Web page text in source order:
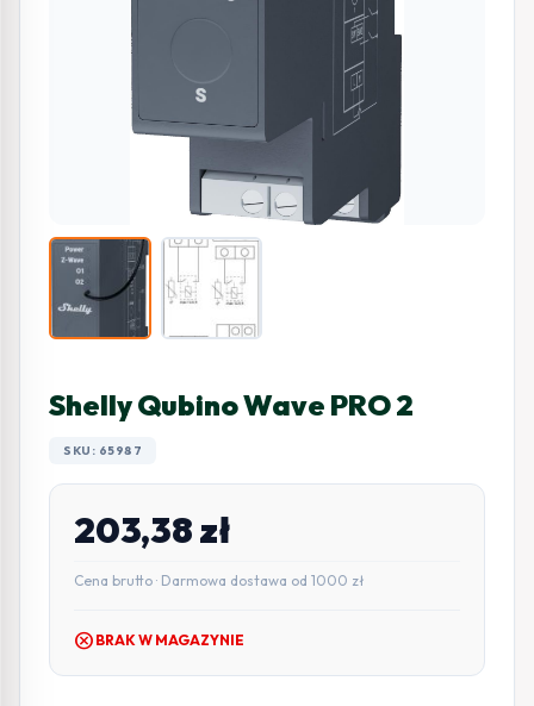
Shelly Qubino Wave PRO 2
SKU: 65987
203,38zł
Cena brutto · Darmowa dostawa od 1000 zł
cancel BRAK W MAGAZYNIE